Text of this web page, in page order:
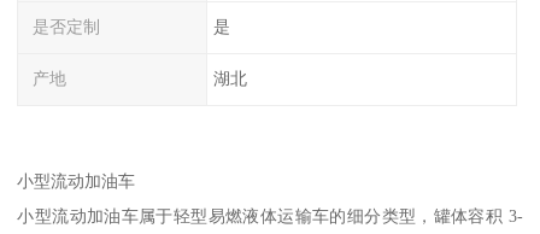
是否定制 是
产地 湖北
小型流动加油车​
小型流动加油车属于轻型易燃液体运输车的细分类型，罐体容积 3-